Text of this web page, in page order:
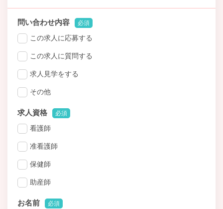
問い合わせ内容 必須
この求人に応募する
この求人に質問する
求人見学をする
その他
求人資格 必須
看護師
准看護師
保健師
助産師
お名前 必須